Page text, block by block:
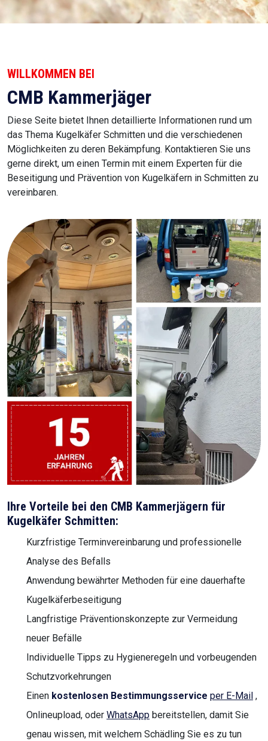
WILLKOMMEN BEI
CMB Kammerjäger
Diese Seite bietet Ihnen detaillierte Informationen rund um
das Thema Kugelkäfer Schmitten und die verschiedenen
Möglichkeiten zu deren Bekämpfung. Kontaktieren Sie uns
gerne direkt, um einen Termin mit einem Experten für die
Beseitigung und Prävention von Kugelkäfern in Schmitten zu
vereinbaren.
Ihre Vorteile bei den CMB Kammerjägern für
Kugelkäfer Schmitten:
Kurzfristige Terminvereinbarung und professionelle
Analyse des Befalls
Anwendung bewährter Methoden für eine dauerhafte
Kugelkäferbeseitigung
Langfristige Präventionskonzepte zur Vermeidung
neuer Befälle
Individuelle Tipps zu Hygieneregeln und vorbeugenden
Schutzvorkehrungen
Einen kostenlosen Bestimmungsservice per E-Mail ,
Onlineupload, oder WhatsApp bereitstellen, damit Sie
genau wissen, mit welchem Schädling Sie es zu tun